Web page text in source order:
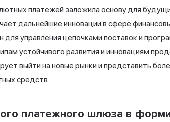
платежей заложила основу для
дальнейшие инновации в сфере
для управления цепочками поставок и
устойчивого развития и инновациям
выйти на новые рынки и представить
средств.
платежного шлюза в